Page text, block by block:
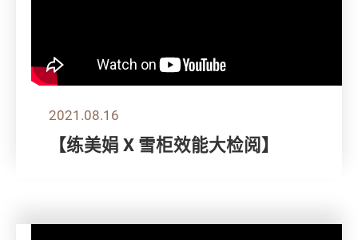
2021.08.16
【练美娟 X 雪柜效能大检阅】